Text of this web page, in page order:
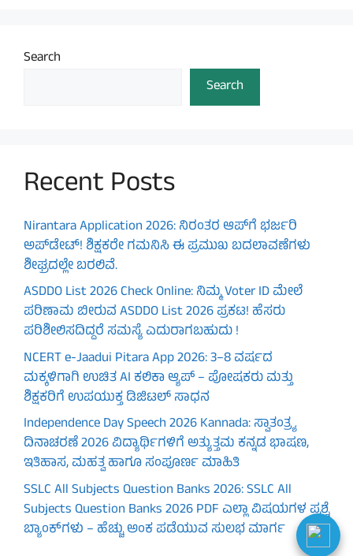
Search
Search
Recent Posts
Nirantara Application 2026: ನಿರಂತರ ಆಪ್‌ಗೆ ಭರ್ಜರಿ
ಅಪ್‌ಡೇಟ್! ಶಿಕ್ಷಕರೇ ಗಮನಿಸಿ ಈ ಪ್ರಮುಖ ಬದಲಾವಣೆಗಳು
ಶೀಘ್ರದಲ್ಲೇ ಬರಲಿವೆ.
ASDDO List 2026 Check Online: ನಿಮ್ಮ Voter ID ಮೇಲೆ
ಪರಿಣಾಮ ಬೀರುವ ASDDO List 2026 ಪ್ರಕಟ! ಹೆಸರು
ಪರಿಶೀಲಿಸದಿದ್ದರೆ ಸಮಸ್ಯೆ ಎದುರಾಗಬಹುದು !
NCERT e-Jaadui Pitara App 2026: 3–8 ವರ್ಷದ
ಮಕ್ಕಳಿಗಾಗಿ ಉಚಿತ AI ಕಲಿಕಾ ಆ್ಯಪ್ – ಪೋಷಕರು ಮತ್ತು
ಶಿಕ್ಷಕರಿಗೆ ಉಪಯುಕ್ತ ಡಿಜಿಟಲ್ ಸಾಧನ
Independence Day Speech 2026 Kannada: ಸ್ವಾತಂತ್ರ್ಯ
ದಿನಾಚರಣೆ 2026 ವಿದ್ಯಾರ್ಥಿಗಳಿಗೆ ಅತ್ಯುತ್ತಮ ಕನ್ನಡ ಭಾಷಣ,
ಇತಿಹಾಸ, ಮಹತ್ವ ಹಾಗೂ ಸಂಪೂರ್ಣ ಮಾಹಿತಿ
SSLC All Subjects Question Banks 2026: SSLC All
Subjects Question Banks 2026 PDF ಎಲ್ಲಾ ವಿಷಯಗಳ ಪ್ರಶ್ನೆ
ಬ್ಯಾಂಕ್‌ಗಳು – ಹೆಚ್ಚು ಅಂಕ ಪಡೆಯುವ ಸುಲಭ ಮಾರ್ಗ